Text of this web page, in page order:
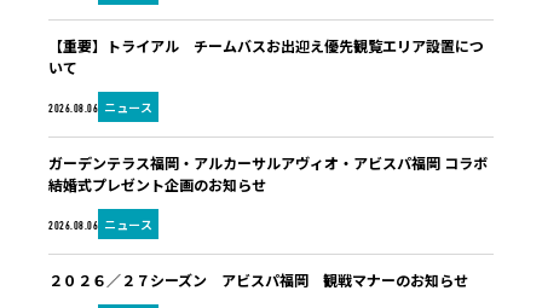
2026.08.06 ニュース
【重要】トライアル チームバスお出迎え優先観覧エリア設置につ
いて
2026.08.06 ニュース
ガーデンテラス福岡・アルカーサルアヴィオ・アビスパ福岡 コラボ
結婚式プレゼント企画のお知らせ
２０２６／２７シーズン アビスパ福岡 観戦マナーのお知らせ